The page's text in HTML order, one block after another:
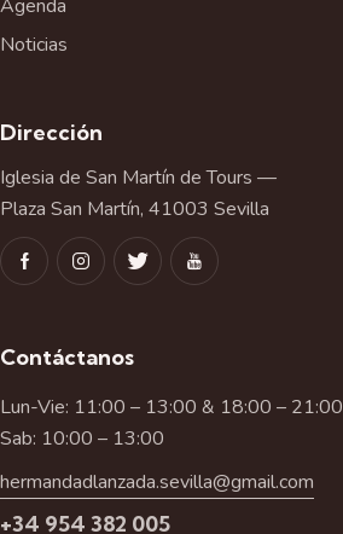
Agenda
Noticias
Dirección
Iglesia de San Martín de Tours —
Plaza San Martín, 41003 Sevilla
Contáctanos
Lun-Vie: 11:00 – 13:00 & 18:00 – 21:00
Sab: 10:00 – 13:00
hermandadlanzada.sevilla@gmail.com
+34 954 382 005